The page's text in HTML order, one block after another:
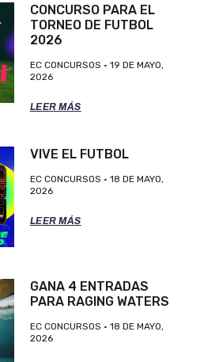
CONCURSO PARA EL
TORNEO DE FUTBOL
2026
EC CONCURSOS
19 DE MAYO,
2026
LEER MÁS
VIVE EL FUTBOL
EC CONCURSOS
18 DE MAYO,
2026
LEER MÁS
GANA 4 ENTRADAS
PARA RAGING WATERS
EC CONCURSOS
18 DE MAYO,
2026